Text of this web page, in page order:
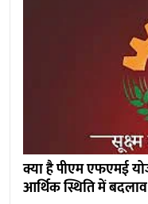
क्या है पीएम एफएमई
आर्थिक स्थिति में